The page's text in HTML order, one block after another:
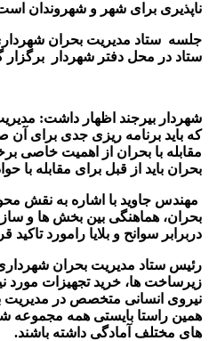
ناپذیری برای شهر و شهروندان
جلسه ستاد مدیریت بحران
ستاد در محل دفتر شهردار برگزار
شهردار بیرجند اظهار داشت:
که باید برنامه ریزی جدی برای
مقابله با بحران از اهمیت خاصی
بحران باید از قبل برای مقابله با
مهندس جاوید با اشاره به نقش
بحران، هماهنگی بین بخش ها و
دربرابر سوانح و بلایا رامورد تاکید
رئیس ستاد مدیریت بحران شهرداری
زیرساخت ها، خرید تجهیزات مورد
نیروی انسانی متخصص در مدیریت
همین راستا بایستی همه مجموعه
های مختلف آمادگی داشته باشند.